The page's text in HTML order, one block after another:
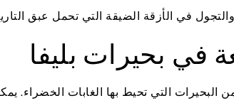
في الأزقة الضيقة التي تحمل عبق
التي تحيط بها الغابات الخضراء.